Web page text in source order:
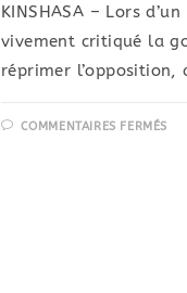
KINSHASA – Lors
vivement critiqué la
réprimer l’opposition,
COMMENTAIRES FERMÉS